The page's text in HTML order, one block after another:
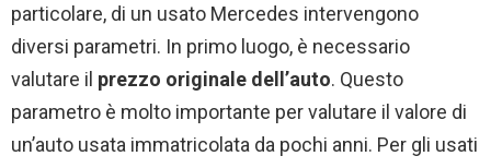
particolare, di un usato Mercedes intervengono
diversi parametri. In primo luogo, è necessario
valutare il prezzo originale dell’auto. Questo
parametro è molto importante per valutare il valore di
un’auto usata immatricolata da pochi anni. Per gli usati